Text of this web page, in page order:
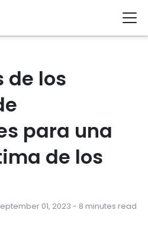
de los
para una
de los
01, 2023 - 8 minutes read